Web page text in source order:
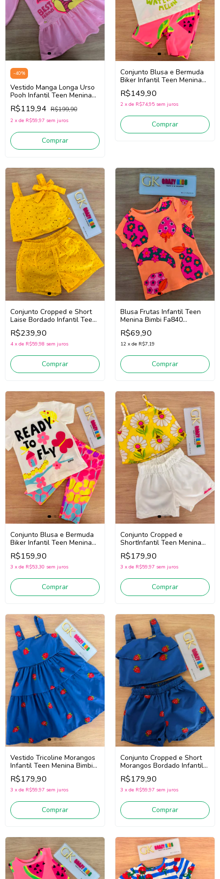
-40%
Vestido Manga Longa Urso
Pooh Infantil Teen Menina
Bimbi FA422 (Rosa)
R$119,94 R$199,90
2 x de R$59,97 sem juros
Comprar
Conjunto Blusa e Bermuda
Biker Infantil Teen Menina
Bimbi Fb170 (Branco/Rosa)
R$149,90
2 x de R$74,95 sem juros
Comprar
Conjunto Cropped e Short
Laise Bordado Infantil Teen
Menina Bimbi Fb118
(Amarelo)
R$239,90
4 x de R$59,98 sem juros
Comprar
Blusa Frutas Infantil Teen
Menina Bimbi Fa840
(Laranja)
R$69,90
12 x de R$7,19
Comprar
Conjunto Blusa e Bermuda
Biker Infantil Teen Menina
Bimbi Fb246 (Branco/Rosa)
R$159,90
3 x de R$53,30 sem juros
Comprar
Conjunto Cropped e
ShortInfantil Teen Menina
Bimbi Fb159
(Amarelo/Branco)
R$179,90
3 x de R$59,97 sem juros
Comprar
Vestido Tricoline Morangos
Infantil Teen Menina Bimbi
Fa890 (Azul)
R$179,90
3 x de R$59,97 sem juros
Comprar
Conjunto Cropped e Short
Morangos Bordado Infantil
Teen Menina Bimbi Fb190
(Azul)
R$179,90
3 x de R$59,97 sem juros
Comprar